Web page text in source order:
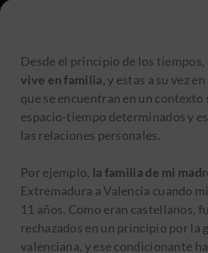
Desde el principio de los tiempos,
vive en familia,y estas a su vez
que se encuentran en un contexto
espacio-tiempo determinados y
las relaciones personales.
Por ejemplo, la familia de mi
Extremadura a Valencia cuando
11 años. Como eran castellanos,
rechazados en un principio por la
valenciana, y ese condicionante